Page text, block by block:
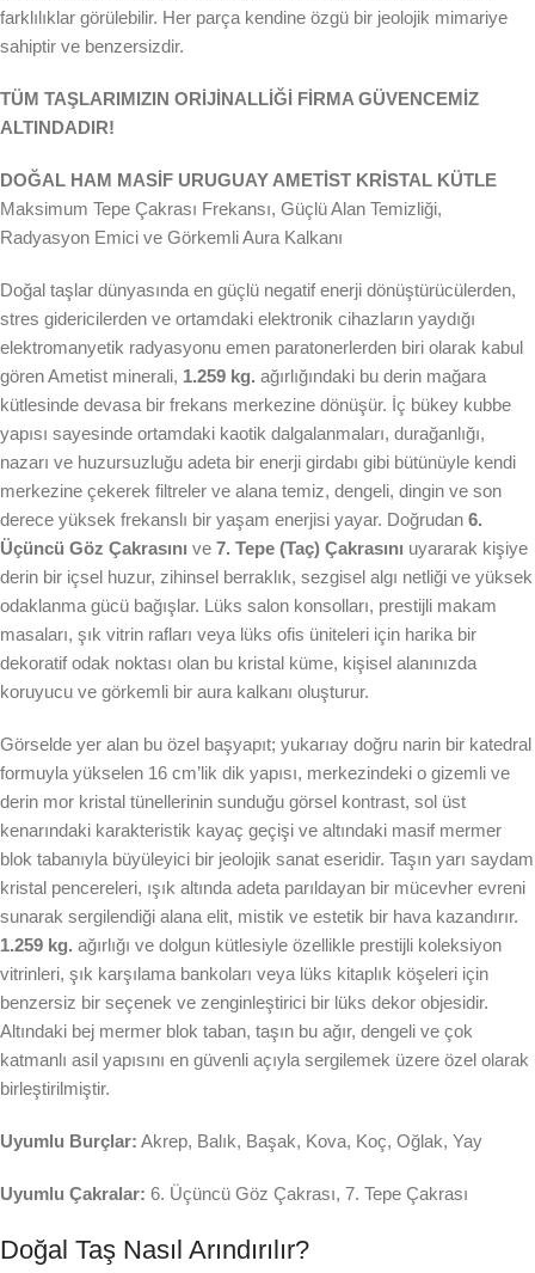
farklılıklar görülebilir. Her parça kendine özgü bir jeolojik mimariye
sahiptir ve benzersizdir.
TÜM TAŞLARIMIZIN ORİJİNALLİĞİ FİRMA GÜVENCEMİZ
ALTINDADIR!
DOĞAL HAM MASİF URUGUAY AMETİST KRİSTAL KÜTLE
Maksimum Tepe Çakrası Frekansı, Güçlü Alan Temizliği,
Radyasyon Emici ve Görkemli Aura Kalkanı
Doğal taşlar dünyasında en güçlü negatif enerji dönüştürücülerden,
stres gidericilerden ve ortamdaki elektronik cihazların yaydığı
elektromanyetik radyasyonu emen paratonerlerden biri olarak kabul
gören Ametist minerali, 1.259 kg. ağırlığındaki bu derin mağara
kütlesinde devasa bir frekans merkezine dönüşür. İç bükey kubbe
yapısı sayesinde ortamdaki kaotik dalgalanmaları, durağanlığı,
nazarı ve huzursuzluğu adeta bir enerji girdabı gibi bütünüyle kendi
merkezine çekerek filtreler ve alana temiz, dengeli, dingin ve son
derece yüksek frekanslı bir yaşam enerjisi yayar. Doğrudan 6.
Üçüncü Göz Çakrasını ve 7. Tepe (Taç) Çakrasını uyararak kişiye
derin bir içsel huzur, zihinsel berraklık, sezgisel algı netliği ve yüksek
odaklanma gücü bağışlar. Lüks salon konsolları, prestijli makam
masaları, şık vitrin rafları veya lüks ofis üniteleri için harika bir
dekoratif odak noktası olan bu kristal küme, kişisel alanınızda
koruyucu ve görkemli bir aura kalkanı oluşturur.
Görselde yer alan bu özel başyapıt; yukarıay doğru narin bir katedral
formuyla yükselen 16 cm’lik dik yapısı, merkezindeki o gizemli ve
derin mor kristal tünellerinin sunduğu görsel kontrast, sol üst
kenarındaki karakteristik kayaç geçişi ve altındaki masif mermer
blok tabanıyla büyüleyici bir jeolojik sanat eseridir. Taşın yarı saydam
kristal pencereleri, ışık altında adeta parıldayan bir mücevher evreni
sunarak sergilendiği alana elit, mistik ve estetik bir hava kazandırır.
1.259 kg. ağırlığı ve dolgun kütlesiyle özellikle prestijli koleksiyon
vitrinleri, şık karşılama bankoları veya lüks kitaplık köşeleri için
benzersiz bir seçenek ve zenginleştirici bir lüks dekor objesidir.
Altındaki bej mermer blok taban, taşın bu ağır, dengeli ve çok
katmanlı asil yapısını en güvenli açıyla sergilemek üzere özel olarak
birleştirilmiştir.
Uyumlu Burçlar: Akrep, Balık, Başak, Kova, Koç, Oğlak, Yay
Uyumlu Çakralar: 6. Üçüncü Göz Çakrası, 7. Tepe Çakrası
Doğal Taş Nasıl Arındırılır?